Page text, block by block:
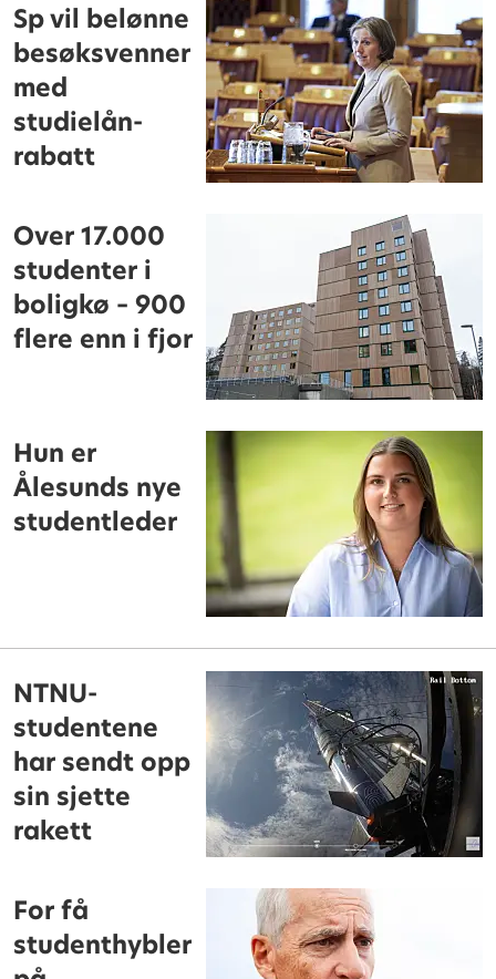
Sp vil belønne
besøksvenner
med
studielån-
rabatt
Over 17.000
studenter i
boligkø – 900
flere enn i fjor
Hun er
Ålesunds nye
studentleder
NTNU-
studentene
har sendt opp
sin sjette
rakett
For få
studenthybler